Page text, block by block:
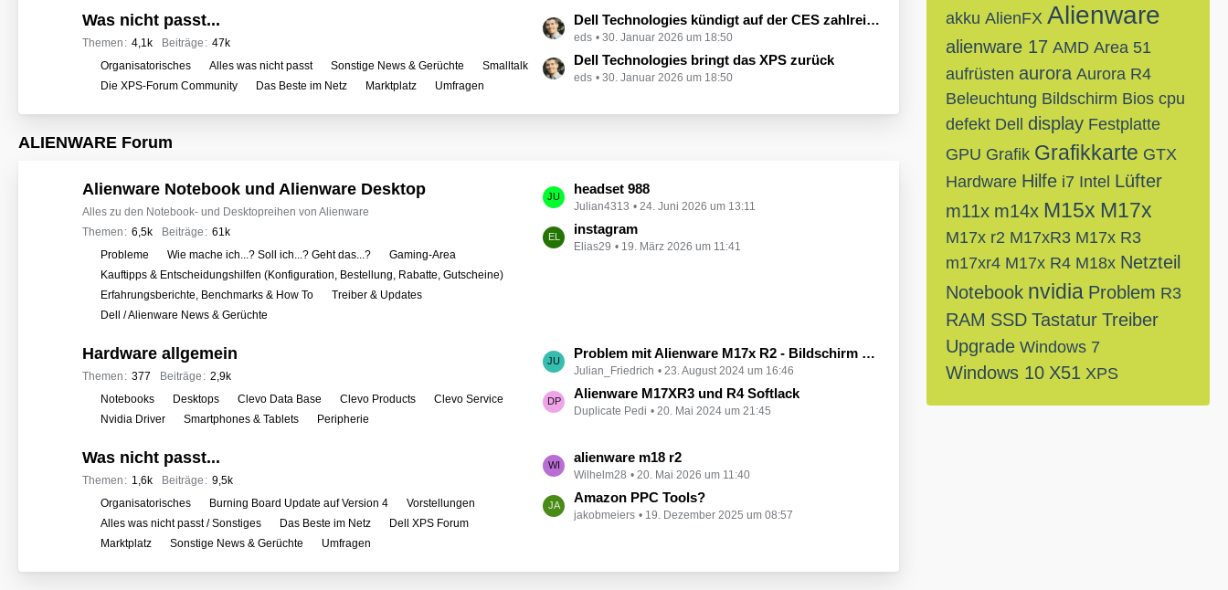
e
B
e
t
ä
e
r
n
Was nicht passt...
Themen 4,1k Beiträge 47k
L
e
t
z
t
ä
Dell Technologies kündigt auf der CES zahlreiche Alienware-Neuheiten an
eds 30. Januar 2026 um 18:50
Dell Technologies bringt das XPS zurück
eds 30. Januar 2026 um 18:50
r
o
r
e
Organisatorisches Alles was nicht passt Sonstige News & Gerüchte
Smalltalk
Die XPS-Forum Community
Das Beste im Netz Marktplatz Umfragen
ALIENWARE Forum
Alienware Notebook und Alienware Desktop
Alles zu den Notebook- und Desktopreihen von Alienware
Themen
6,5k Beiträge 61k
L
e
t
z
t
r
ä
headset 988
Julian4313 24. Juni 2026 um 13:11
instagram
Elias29 19. März 2026 um 11:41
f
o
Probleme Wie mache ich...? Soll ich...? Geht das...?
Gaming-Area
Kauftipps & Entscheidungshilfen (Konfiguration, Bestellung, Rabatte, Gutscheine)
Erfahrungsberichte, Benchmarks & How To
Treiber & Updates
Dell / Alienware News & Gerüchte
Hardware allgemein
Themen 377 Beiträge 2,9k
L
e
t
z
e
B
e
i
ä
Problem mit Alienware M17x R2 - Bildschirm bleibt schwarz beim Start
Julian_Friedrich 23. August 2024 um 16:46
Alienware M17XR3 und R4 Softlack
Duplicate Pedi 20. Mai 2024 um 21:45
e
r
Notebooks Desktops Clevo Data Base Clevo Products
Clevo Service
Nvidia Driver
Smartphones & Tablets Peripherie
Was nicht passt...
Themen 1,6k Beiträge 9,5k
L
e
t
z
alienware m18 r2
Wilhelm28 20. Mai 2026 um 11:40
Amazon PPC Tools?
jakobmeiers 19. Dezember 2025 um 08:57
Organisatorisches Burning Board Update auf Version 4
Vorstellungen
Alles was nicht passt / Sonstiges
Das Beste im Netz
Dell XPS Forum
Marktplatz
Sonstige News & Gerüchte Umfragen
akku AlienFX Alienware
alienware 17 AMD Area 51
aufrüsten aurora Aurora R4
Beleuchtung Bildschirm Bios cpu
defekt Dell display Festplatte
GPU Grafik Grafikkarte GTX
Hardware Hilfe i7 Intel Lüfter
m11x m14x M15x M17x
M17x r2 M17xR3 M17x R3
m17xr4 M17x R4 M18x Netzteil
Notebook nvidia Problem R3
RAM SSD Tastatur Treiber
Upgrade Windows 7
Windows 10 X51 XPS